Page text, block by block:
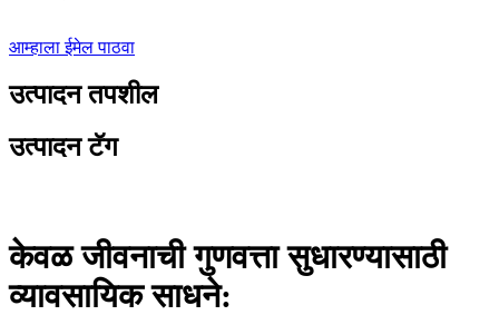
आम्हाला ईमेल पाठवा
उत्पादन तपशील
उत्पादन टॅग
केवळ जीवनाची गुणवत्ता सुधारण्यासाठी
व्यावसायिक साधने: